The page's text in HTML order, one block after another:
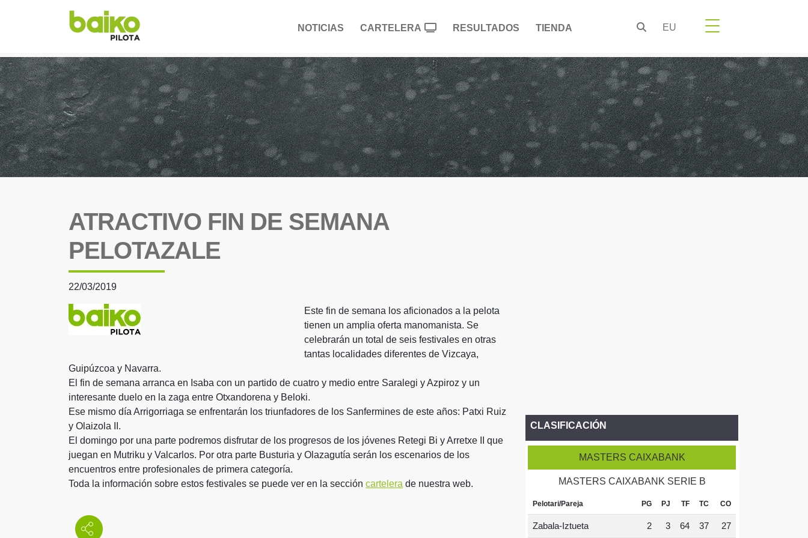
NOTICIAS CARTELERA RESULTADOS TIENDA EU
ATRACTIVO FIN DE SEMANA
PELOTAZALE
22/03/2019
Este fin de semana los aficionados a la pelota
tienen un amplia oferta manomanista. Se
celebrarán un total de seis festivales en otras
tantas localidades diferentes de Vizcaya,
Guipúzcoa y Navarra.
El fin de semana arranca en Isaba con un partido de cuatro y medio entre Saralegi y Azpiroz y un
interesante duelo en la zaga entre Otxandorena y Beloki.
Ese mismo día Arrigorriaga se enfrentarán los triunfadores de los Sanfermines de este años: Patxi Ruiz
y Olaizola II.
El domingo por una parte podremos disfrutar de los progresos de los jóvenes Retegi Bi y Arretxe II que
juegan en Mutriku y Valcarlos. Por otra parte Busturia y Olazagutía serán los escenarios de los
encuentros entre profesionales de primera categoría.
Toda la información sobre estos festivales se puede ver en la sección cartelera de nuestra web.
CLASIFICACIÓN
MASTERS CAIXABANK
MASTERS CAIXABANK SERIE B
Pelotari/Pareja PG PJ TF TC CO
Zabala-Iztueta 2 3 64 37 27